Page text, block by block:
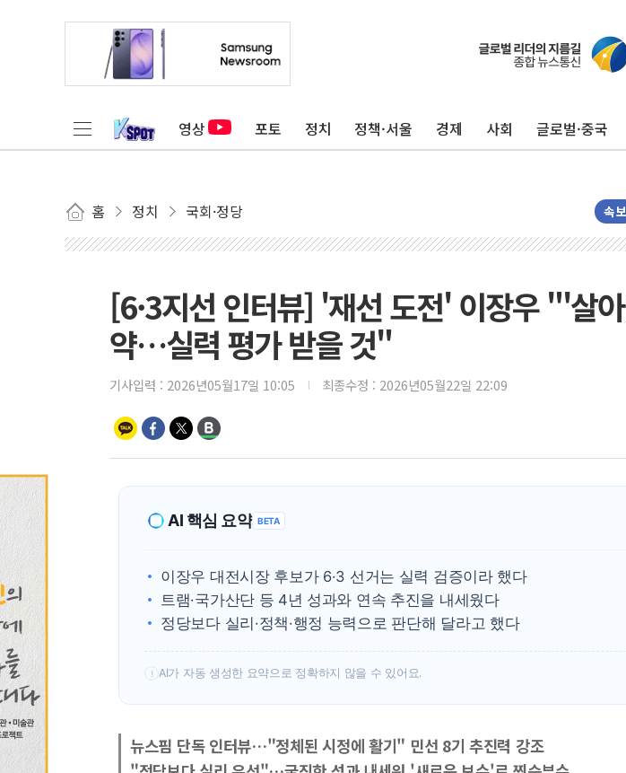
영상 포토 정치 정책·서울 경제 사회 글로벌·중국
홈 정치 국회·정당 속보
[6·3지선 인터뷰] '재선 도전' 이장우 "'살
약…실력 평가 받을 것"
기사입력 : 2026년05월17일 10:05 최종수정 : 2026년05월22일 22:09
AI 핵심 요약 BETA
이장우 대전시장 후보가 6·3 선거는 실력 검증이라 했다
트램·국가산단 등 4년 성과와 연속 추진을 내세웠다
정당보다 실리·정책·행정 능력으로 판단해 달라고 했다
! AI가 자동 생성한 요약으로 정확하지 않을 수 있어요.
뉴스핌 단독 인터뷰…"정체된 시정에 활기" 민선 8기 추진력 강조